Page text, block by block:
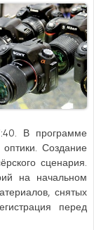
В программе
Создание
сценария.
на начальном
снятых
перед